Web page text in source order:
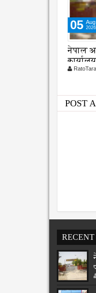
05 Aug
2026
नेपाल
RatoTara
POST
RECENT